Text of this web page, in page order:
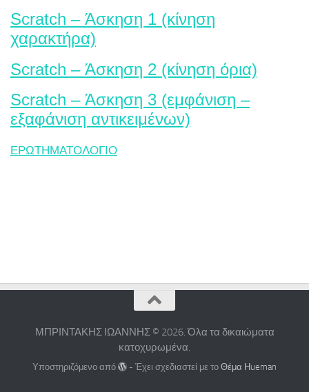
Scratch – Άσκηση 1 (κίνηση
χαρακτήρα)
Scratch – Άσκηση 2 (κίνηση όρια)
Scratch – Άσκηση 3 (εμφάνιση –
εξαφάνιση αντικειμένων)
ΕΡΩΤΗΜΑΤΟΛΟΓΙΟ
ΜΠΡΙΝΤΑΚΗΣ ΙΩΑΝΝΗΣ © 2026. Όλα τα δικαιώματα
κατοχυρωμένα.
Υποστηριζόμενο από - Έχει σχεδιαστεί με τοΘέμα Ηueman